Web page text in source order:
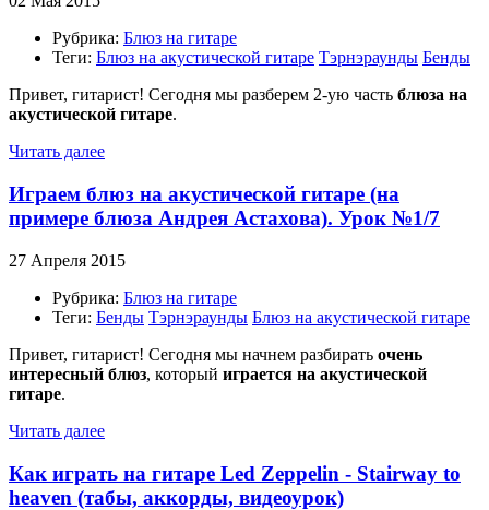
Рубрика: Блюз на гитаре
Теги: Блюз на акустической гитаре Тэрнэраунды Бенды
Привет, гитарист! Сегодня мы разберем 2-ую часть блюза на
акустической гитаре.
Читать далее
Играем блюз на акустической гитаре (на
примере блюза Андрея Астахова). Урок №1/7
27 Апреля 2015
Рубрика: Блюз на гитаре
Теги: Бенды Тэрнэраунды Блюз на акустической гитаре
Привет, гитарист! Сегодня мы начнем разбирать очень
интересный блюз, который играется на акустической
гитаре.
Читать далее
Как играть на гитаре Led Zeppelin - Stairway to
heaven (табы, аккорды, видеоурок)